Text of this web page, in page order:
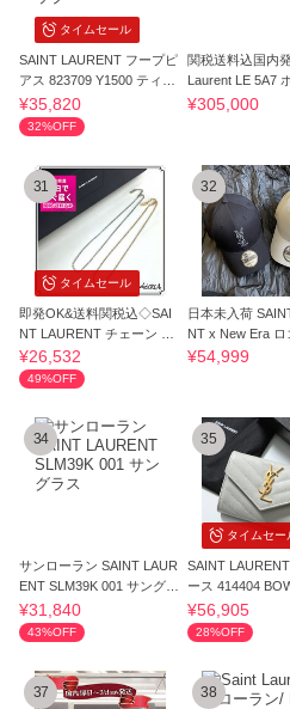
タイムセール
SAINT LAURENT フープピ
アス 823709 Y1500 ティア
ドロップ
¥35,820
32%OFF
関税送料込国内
Laurent LE 5A7
ッグ
¥305,000
タイムセール
31
即発OK&送料関税込◇SAI
NT LAURENT チェーン ネ
ックレス
¥26,532
49%OFF
32
日本未入荷
NT x New Era ロ
プ 大人気♪
¥54,999
34
サンローラン SAINT LAUR
ENT SLM39K 001 サングラ
ス
¥31,840
43%OFF
タイムセー
35
SAINT
ース 414404
財布
¥56,905
28%OFF
37 38